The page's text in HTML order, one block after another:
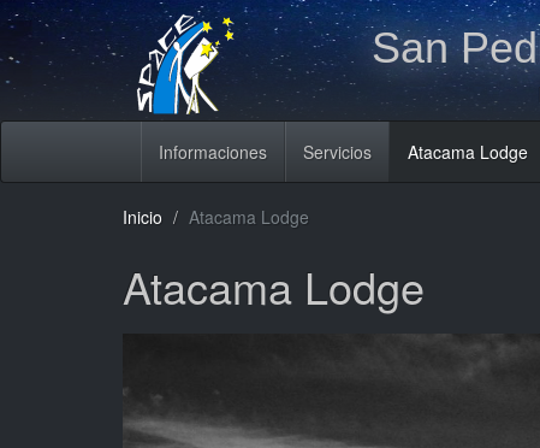
San
Informaciones Servicios Atacama Lodge
Inicio Atacama Lodge
Atacama Lodge